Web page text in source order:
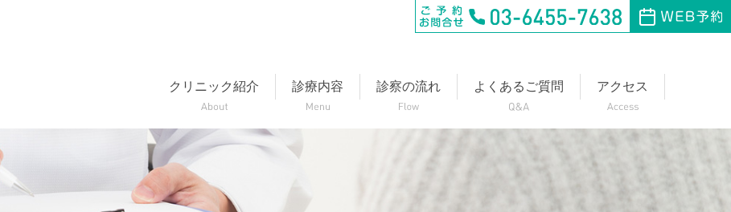
クリニック紹介 診療内容 診察の流れ よくあるご質問 アクセス